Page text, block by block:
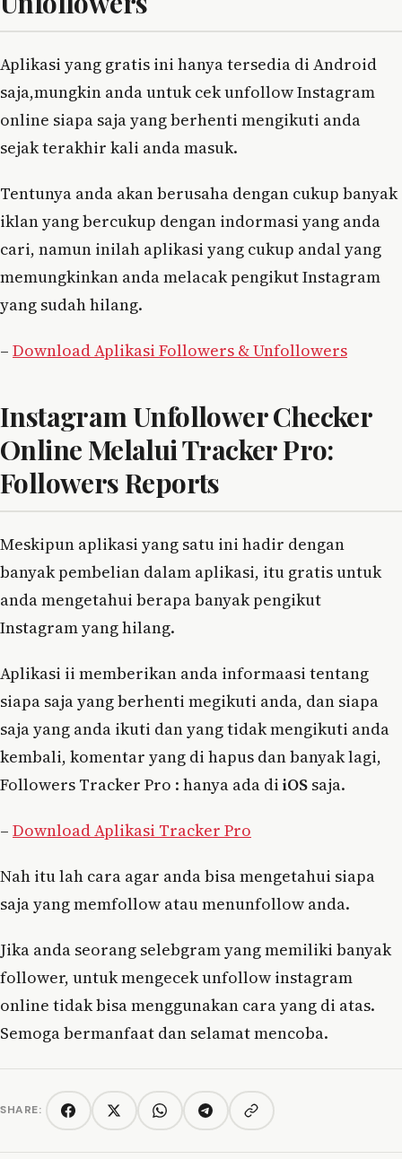
Aplikasi yang gratis ini hanya tersedia di Android
saja,mungkin anda untuk cek unfollow Instagram
online siapa saja yang berhenti mengikuti anda
sejak terakhir kali anda masuk.
Tentunya anda akan berusaha dengan cukup banyak
iklan yang bercukup dengan indormasi yang anda
cari, namun inilah aplikasi yang cukup andal yang
memungkinkan anda melacak pengikut Instagram
yang sudah hilang.
– Download Aplikasi Followers & Unfollowers
Instagram Unfollower Checker
Online Melalui Tracker Pro:
Followers Reports
Meskipun aplikasi yang satu ini hadir dengan
banyak pembelian dalam aplikasi, itu gratis untuk
anda mengetahui berapa banyak pengikut
Instagram yang hilang.
Aplikasi ii memberikan anda informaasi tentang
siapa saja yang berhenti megikuti anda, dan siapa
saja yang anda ikuti dan yang tidak mengikuti anda
kembali, komentar yang di hapus dan banyak lagi,
Followers Tracker Pro : hanya ada di iOS saja.
– Download Aplikasi Tracker Pro
Nah itu lah cara agar anda bisa mengetahui siapa
saja yang memfollow atau menunfollow anda.
Jika anda seorang selebgram yang memiliki banyak
follower, untuk mengecek unfollow instagram
online tidak bisa menggunakan cara yang di atas.
Semoga bermanfaat dan selamat mencoba.
SHARE: FacebookTwitter/XWhatsAppTelegramCopy link